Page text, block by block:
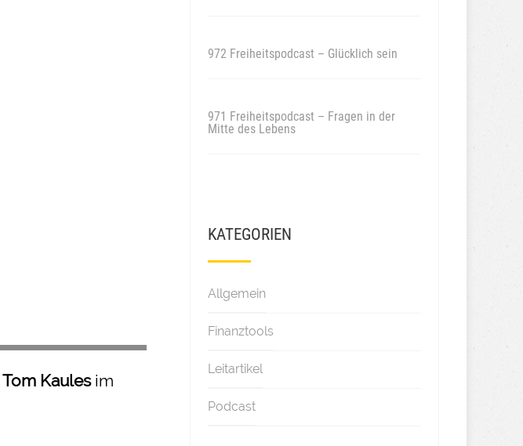
Tom Kaulesim
972 Freiheitspodcast – Glücklich sein
971 Freiheitspodcast – Fragen in der
Mitte des Lebens
KATEGORIEN
Allgemein
Finanztools
Leitartikel
Podcast